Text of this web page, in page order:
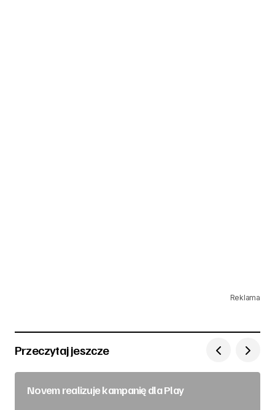
Reklama
Przeczytaj jeszcze
Novem realizuje kampanię dla Play